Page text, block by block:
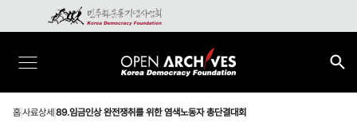
홈사료상세 89.임금인상 완전쟁취를 위한 염색노동자 총단결대회